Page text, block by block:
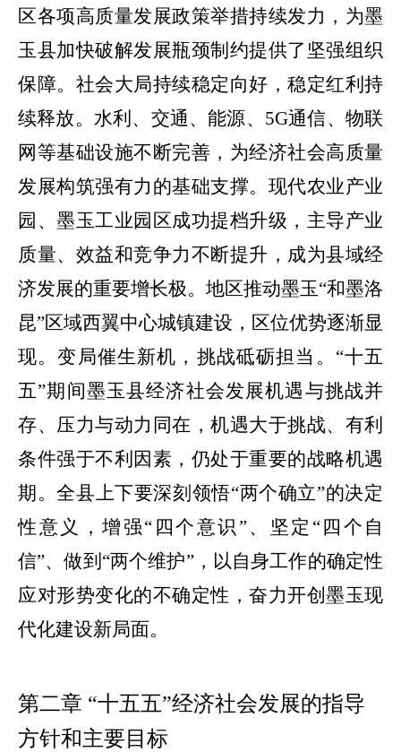
区各项高质量发展政策举措持续发力，为墨
玉县加快破解发展瓶颈制约提供了坚强组织
保障。 社会大局持续稳定向好， 稳定红利持
续释放。 水利、交通、能源、 5G通信、物联
网等基础设施不断完善， 为经济社会高质量
发展构筑强有力的基础支撑。 现代农业产业
园、墨玉工业园区成功提档升级， 主导产业
质量、效益和竞争力不断提升，成为县域经
济发展的重要增长极。地区推动墨玉“和墨洛
昆”区域西翼中心城镇建设，区位优势逐渐显
现。变局催生新机，挑战砥砺担当。 “十五
五”期间墨玉县经济社会发展机遇与挑战并
存、压力与动力同在，机遇大于挑战、有利
条件强于不利因素，仍处于重要的战略机遇
期。全县上下要深刻领悟“两个确立”的决定
性意义，增强“ 四个意识 ”、坚定 “四个自
信”、做到 “两个维护”，以自身工作的确定性
应对形势变化的不确定性，奋力开创墨玉现
代化建设新局面。
第二章 “十五五”经济社会发展的指导
方针和主要目标